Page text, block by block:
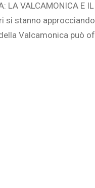
LA VALCAMONICA E
si stanno
Valcamonica può